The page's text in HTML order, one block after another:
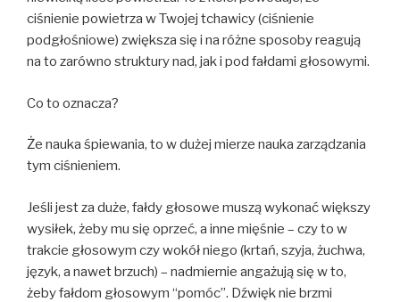
ciśnienie powietrza w Twojej tchawicy (ciśnienie
podgłośniowe) zwiększa się i na różne sposoby reagują
na to zarówno struktury nad, jak i pod fałdami głosowymi.
Co to oznacza?
Że nauka śpiewania, to w dużej mierze nauka zarządzania
tym ciśnieniem.
Jeśli jest za duże, fałdy głosowe muszą wykonać większy
wysiłek, żeby mu się oprzeć, a inne mięśnie – czy to w
trakcie głosowym czy wokół niego (krtań, szyja, żuchwa,
język, a nawet brzuch) – nadmiernie angażują się w to,
żeby fałdom głosowym “pomóc”. Dźwięk nie brzmi